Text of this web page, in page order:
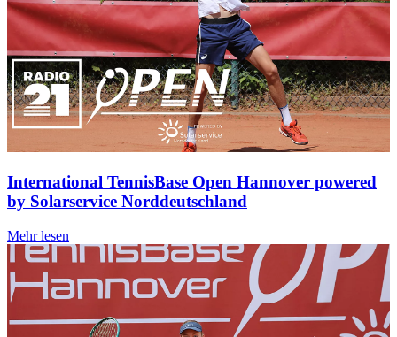
International TennisBase Open Hannover powered
by Solarservice Norddeutschland
Mehr lesen